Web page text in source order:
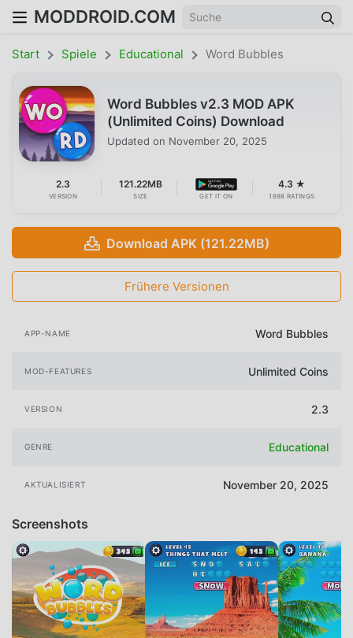
MODDROID.COM
Start Spiele Educational Word Bubbles
Word Bubbles v2.3 MOD APK
(Unlimited Coins) Download
Updated on November 20, 2025
2.3
VERSION
121.22MB
SIZE GET IT ON
4.3 ★
1698 RATINGS
Download APK (121.22MB)
Frühere Versionen
APP-NAME Word Bubbles
MOD-FEATURES Unlimited Coins
VERSION 2.3
GENRE Educational
AKTUALISIERT November 20, 2025
Screenshots